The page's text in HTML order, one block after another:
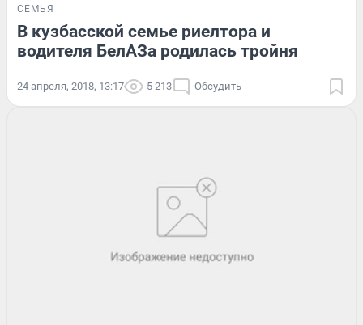
СЕМЬЯ
В кузбасской семье риелтора и
водителя БелАЗа родилась тройня
24 апреля, 2018, 13:17 5 213 Обсудить